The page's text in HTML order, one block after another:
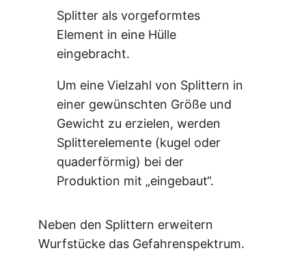
Splitter als vorgeformtes
Element in eine Hülle
eingebracht.
Um eine Vielzahl von Splittern in
einer gewünschten Größe und
Gewicht zu erzielen, werden
Splitterelemente (kugel oder
quaderförmig) bei der
Produktion mit „eingebaut“.
Neben den Splittern erweitern
Wurfstücke das Gefahrenspektrum.